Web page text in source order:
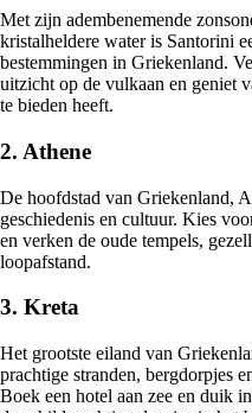
Met zijn adembenemende
kristalheldere water is Santorini
bestemmingen in Griekenland.
uitzicht op de vulkaan en geniet
te bieden heeft.
2. Athene
De hoofdstad van Griekenland,
geschiedenis en cultuur. Kies
en verken de oude tempels,
loopafstand.
3. Kreta
Het grootste eiland van
prachtige stranden, bergdorpjes
Boek een hotel aan zee en duik